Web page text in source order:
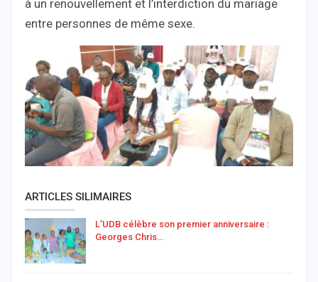
à un renouvellement et l’interdiction du mariage
entre personnes de même sexe.
ARTICLES SILIMAIRES
L’UDB célèbre son premier anniversaire :
Georges Chris…